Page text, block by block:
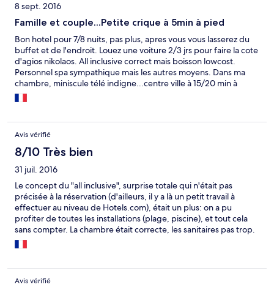
8 sept. 2016
Famille et couple...Petite crique à 5min à pied
Bon hotel pour 7/8 nuits, pas plus, apres vous vous lasserez du
buffet et de l'endroit. Louez une voiture 2/3 jrs pour faire la cote
d'agios nikolaos. All inclusive correct mais boisson lowcost.
Personnel spa sympathique mais les autres moyens. Dans ma
chambre, miniscule télé indigne...centre ville à 15/20 min à
pied...
Avis vérifié
8/10 Très bien
31 juil. 2016
Le concept du "all inclusive", surprise totale qui n'était pas
précisée à la réservation (d'ailleurs, il y a là un petit travail à
effectuer au niveau de Hotels.com), était un plus: on a pu
profiter de toutes les installations (plage, piscine), et tout cela
sans compter. La chambre était correcte, les sanitaires pas trop.
Mais très bon service et cadre très joli !
Avis vérifié